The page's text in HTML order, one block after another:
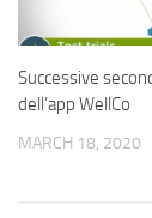
Successive
dell’app WellCo
MARCH 18, 2020